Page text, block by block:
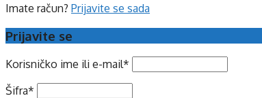
Imate račun? Prijavite se sada
Prijavite se
Korisničko ime ili e-mail*
Šifra*